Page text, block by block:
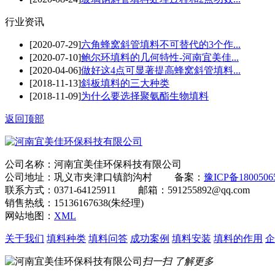
行业资讯
[2020-07-29]六角蜂窝斜管填料不可替代的3个作...
[2020-07-10]鲍尔环填料的几何特性-河南宜美佳...
[2020-04-06]做好这4点可显著提高蜂窝斜管填料...
[2018-11-13]斜板填料的三大种类
[2018-11-09]为什么要选择聚氨酯生物填料
返回顶部
公司名称：河南宜美佳环保科技有限公司
公司地址：巩义市夹津口镇韵沟村 备案： 豫ICP备
联系方式：0371-64125911 邮箱：591255892@qq.com
销售热线：15136167638(朱经理)
网站地图： XML
关于我们 填料种类 填料问答 成功案例 填料安装 填料的作用
扫一扫 了解更多